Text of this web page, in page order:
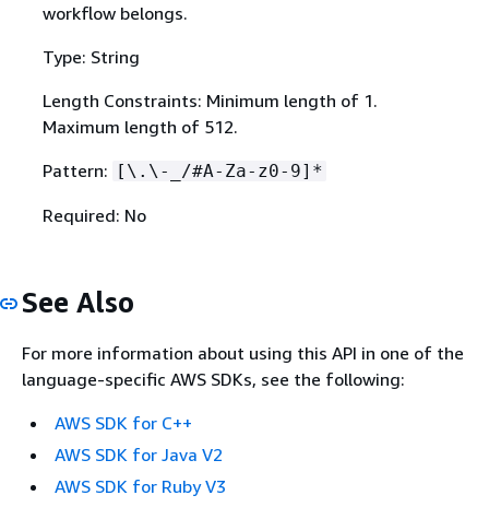
workflow belongs.
Type: String
Length Constraints: Minimum length of 1.
Maximum length of 512.
Pattern: [\.\-_/#A-Za-z0-9]*
Required: No
See Also
For more information about using this API in one of the
language-specific AWS SDKs, see the following:
AWS SDK for C++
AWS SDK for Java V2
AWS SDK for Ruby V3